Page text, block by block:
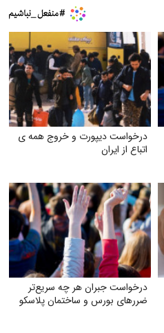
درخواست دیپورت و خروج همه ی
اتباع از ایران
درخواست جبران هر چه سریع‌تر
ضررهای بورس و ساختمان پلاسکو